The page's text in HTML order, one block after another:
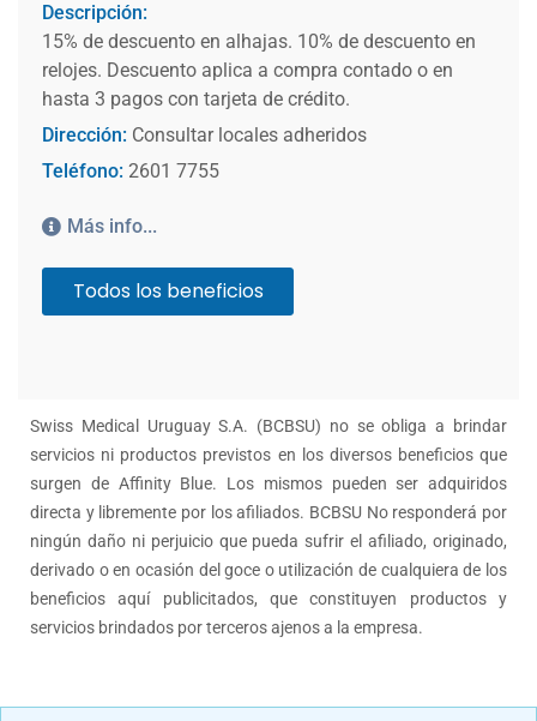
Descripción:
15% de descuento en alhajas. 10% de descuento en
relojes. Descuento aplica a compra contado o en
hasta 3 pagos con tarjeta de crédito.
Dirección: Consultar locales adheridos
Teléfono: 2601 7755
Más info...
Todos los beneficios
Swiss Medical Uruguay S.A. (BCBSU) no se obliga a brindar
servicios ni productos previstos en los diversos beneficios que
surgen de Affinity Blue. Los mismos pueden ser adquiridos
directa y libremente por los afiliados. BCBSU No responderá por
ningún daño ni perjuicio que pueda sufrir el afiliado, originado,
derivado o en ocasión del goce o utilización de cualquiera de los
beneficios aquí publicitados, que constituyen productos y
servicios brindados por terceros ajenos a la empresa.